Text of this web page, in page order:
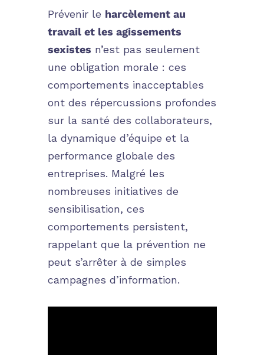
Prévenir le harcèlement au
travail et les agissements
sexistes n’est pas seulement
une obligation morale : ces
comportements inacceptables
ont des répercussions profondes
sur la santé des collaborateurs,
la dynamique d’équipe et la
performance globale des
entreprises. Malgré les
nombreuses initiatives de
sensibilisation, ces
comportements persistent,
rappelant que la prévention ne
peut s’arrêter à de simples
campagnes d’information.